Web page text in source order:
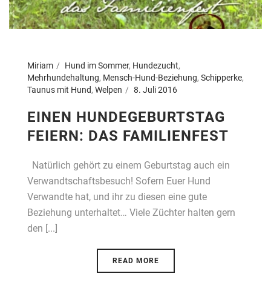
Miriam Hund im Sommer, Hundezucht,
Mehrhundehaltung, Mensch-Hund-Beziehung, Schipperke,
Taunus mit Hund, Welpen 8. Juli 2016
EINEN HUNDEGEBURTSTAG
FEIERN: DAS FAMILIENFEST
Natürlich gehört zu einem Geburtstag auch ein
Verwandtschaftsbesuch! Sofern Euer Hund
Verwandte hat, und ihr zu diesen eine gute
Beziehung unterhaltet… Viele Züchter halten gern
den [...]
READ MORE